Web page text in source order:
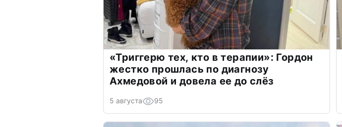
«Триггерю тех, кто в терапии»: Гордон
жестко прошлась по диагнозу
Ахмедовой и довела ее до слёз
5 августа 95